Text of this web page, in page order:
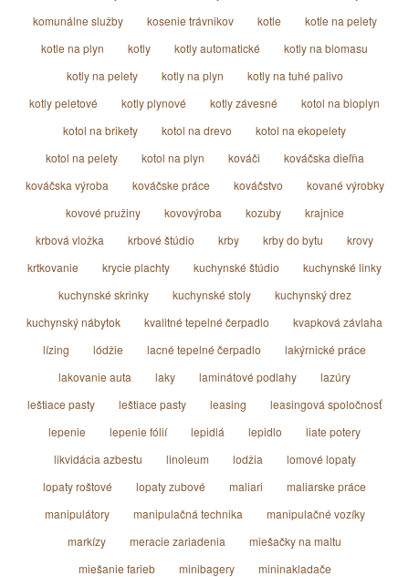
komunálne služby
kosenie trávnikov kotle
kotle na pelety
kotle na plyn
kotly kotly automatické
kotly na biomasu
kotly na pelety
kotly na plyn
kotly na tuhé palivo
kotly peletové
kotly plynové kotly závesné
kotol na bioplyn
kotol na brikety
kotol na drevo
kotol na ekopelety
kotol na pelety
kotol na plyn kováči
kováčska dieľňa
kováčska výroba
kováčske práce kováčstvo
kované výrobky
kovové pružiny
kovovýroba kozuby
krajnice
krbová vložka
krbové štúdio krby krby do bytu
krovy
krtkovanie
krycie plachty kuchynské štúdio
kuchynské linky
kuchynské skrinky
kuchynské stoly
kuchynský drez
kuchynský nábytok
kvalitné tepelné čerpadlo
kvapková závlaha
lízing
lódžie lacné tepelné čerpadlo
lakýrnické práce
lakovanie auta
laky laminátové podlahy
lazúry
leštiace pasty
leštiace pasty leasing
leasingová spoločnosť
lepenie
lepenie fólií lepidlá lepidlo
liate potery
likvidácia azbestu
linoleum lodžia
lomové lopaty
lopaty roštové
lopaty zubové maliari
maliarske práce
manipulátory
manipulačná technika
manipulačné vozíky
markízy
meracie zariadenia
miešačky na maltu
miešanie farieb
minibagery
mininakladače